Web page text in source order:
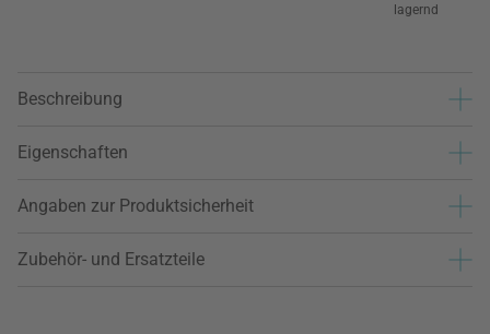
lagernd
Beschreibung
Eigenschaften
Angaben zur Produktsicherheit
Zubehör- und Ersatzteile